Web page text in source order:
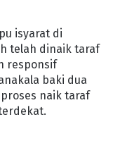
isyarat di
telah dinaik taraf
responsif
baki dua
naik taraf